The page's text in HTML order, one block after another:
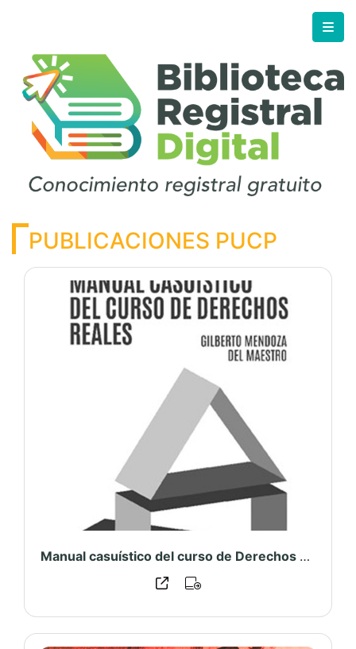
PUBLICACIONES PUCP
Manual casuístico del curso de Derechos Reales – PUCP